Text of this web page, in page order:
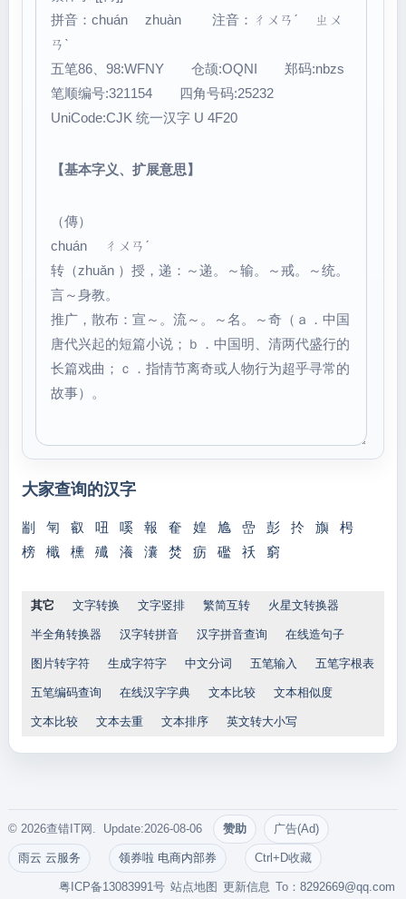
拼音：chuán zhuàn 注音：ㄔㄨㄢˊ ㄓㄨ
ㄢˋ
五笔86、98:WFNY 仓颉:OQNI 郑码:nbzs
笔顺编号:321154 四角号码:25232
UniCode:CJK 统一汉字 U 4F20
【基本字义、扩展意思】
（傳）
chuán ㄔㄨㄢˊ
转（zhuǎn ）授，递：～递。～输。～戒。～统。
言～身教。
推广，散布：宣～。流～。～名。～奇（ａ．中国
唐代兴起的短篇小说；ｂ．中国明、清两代盛行的
长篇戏曲；ｃ．指情节离奇或人物行为超乎寻常的
故事）。
大家查询的汉字
剬 匉 叡 吜 嗘 報 奞 媓 尯 嵒 彭 扵 旟
枵
榜
檝 櫄 殱 瀁 灢 焚 疬 礛 祅 窮
其它 文字转换 文字竖排 繁简互转 火星文转换器
半全角转换器 汉字转拼音 汉字拼音查询 在线造句子
图片转字符 生成字符字 中文分词 五笔输入 五笔字根表
五笔编码查询 在线汉字字典 文本比较 文本相似度
文本比较 文本去重 文本排序 英文转大小写
© 2026查错IT网. Update:2026-08-06 赞助 广告(Ad)
雨云 云服务 领券啦 电商内部券 Ctrl+D收藏
To：8292669@qq.com
更新信息
站点地图
粤ICP备13083991号